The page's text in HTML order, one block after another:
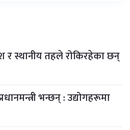
र स्थानीय तहले रोकिरहेका छन्
भन्छन् : उद्योगहरूमा